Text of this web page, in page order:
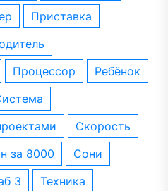
приставка
процессор
ребёнок
система
скорость
за 8000
сони
3
техника